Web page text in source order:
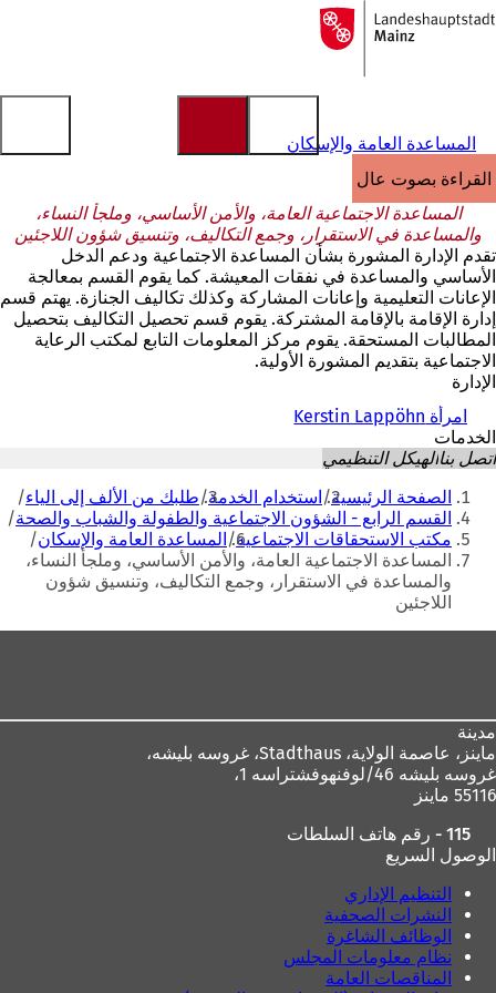
الانتقال إلى المحتوى
إلى
الصفحة
المساعدة العامة والإسكان
القراءة بصوت عالٍ
المساعدة الاجتماعية العامة، والأمن الأساسي، وملجأ النساء،
والمساعدة في الاستقرار، وجمع التكاليف، وتنسيق شؤون اللاجئين
تقدم الإدارة المشورة بشأن المساعدة الاجتماعية ودعم الدخل
الأساسي والمساعدة في نفقات المعيشة. كما يقوم القسم بمعالجة
الإعانات التعليمية وإعانات المشاركة وكذلك تكاليف الجنازة. يهتم قسم
إدارة الإقامة بالإقامة المشتركة. يقوم قسم تحصيل التكاليف بتحصيل
المطالبات المستحقة. يقوم مركز المعلومات التابع لمكتب الرعاية
الاجتماعية بتقديم المشورة الأولية.
الإدارة
امرأة Kerstin Lappöhn
الخدمات
اتصل بناالهيكل التنظيمي
أنت
هنا
الصفحة الرئيسية استخدام الخدمة طلبك من الألف إلى الياء
القسم الرابع - الشؤون الاجتماعية والطفولة والشباب والصحة
مكتب الاستحقاقات الاجتماعية المساعدة العامة والإسكان
المساعدة الاجتماعية العامة، والأمن الأساسي، وملجأ النساء،
والمساعدة في الاستقرار، وجمع التكاليف، وتنسيق شؤون
اللاجئين
مدينة
ماينز، عاصمة الولاية،
غروسه بليشه 46/لوفنهوفشتراسه 1،
55116 ماينز
115 - رقم هاتف السلطات
الوصول السريع
التنظيم الإداري
النشرات الصحفية
الوظائف الشاغرة
نظام معلومات المجلس
المناقصات العامة